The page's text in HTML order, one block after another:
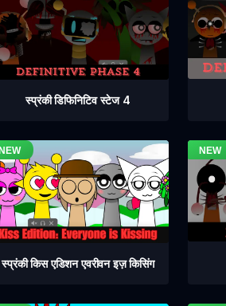
स्प्रंकी डिफिनिटिव स्टेज 4
स्प्रंकी किस एडिशन एवरीवन इज़ किसिंग